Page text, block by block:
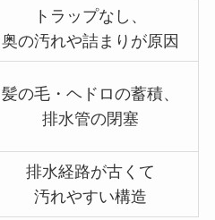
トラップなし、
奥の汚れや詰まりが原因
髪の毛・ヘドロの蓄積、
排水管の閉塞
排水経路が古くて
汚れやすい構造